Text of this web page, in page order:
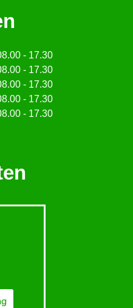
- 17.30
- 17.30
- 17.30
- 17.30
- 17.30